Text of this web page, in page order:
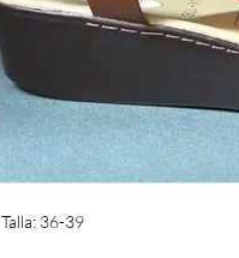
Talla: 36-39